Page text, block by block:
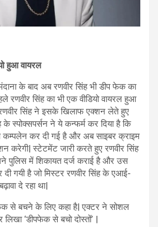
हुआ वायरल
के बाद अब रणवीर सिंह भी डीप फेक का
रणवीर सिंह का भी एक वीडियो वायरल हुआ
सिंह ने इसके खिलाफ एक्शन लेते हुए
के स्पोक्सपर्सन ने ये कन्फर्म कर दिया है कि
कम्पलेन कर दी गई है और अब साइबर क्राइम
करेगी| स्टेटमेंट जारी करते हुए रणवीर सिंह
पुलिस में शिकायत दर्ज कराई है और उस
गयी है जो मिस्टर रणवीर सिंह के एआई-
दे रहा था|
से बचने के लिए कहा है| एक्टर ने सोशल
‘डीपफेक से बचो दोस्तों’ |